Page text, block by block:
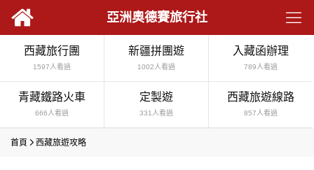

亞洲奧德賽旅行社
西藏旅行團
1597人看過
新疆拼團遊
1002人看過
入藏函辦理
789人看過
青藏鐵路火車
666人看過
定製遊
331人看過
西藏旅遊線路
857人看過
首頁  西藏旅遊攻略